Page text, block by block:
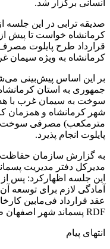
انسانی برگزار شد.
صدیقه ترابی در این جلسه
کرمانشاه خواست تا پیش
کرمانشاه به ویژه سیمان
بر این اساس پیش‌بینی
جمهوری به استان
مترمکعب) مصرفی سوخت
پایلوت انجام پذیرد.
به گزارش سازمان
مدیرکل دفتر مدیریت
این جلسه اظهارکرد: پس
آمادگی لازم برای توسعه
عقد قرارداد فی‌مابین
RDF پسماند شهر اصفهان ظرف شش ماه آینده وجود دارد.
انتهای پیام